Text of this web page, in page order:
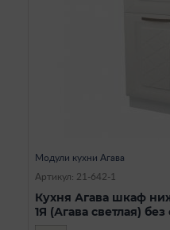
Модули кухни Агава
Артикул: 21-642-1
Кухня Агава шкаф
1Я (Агава светлая) без